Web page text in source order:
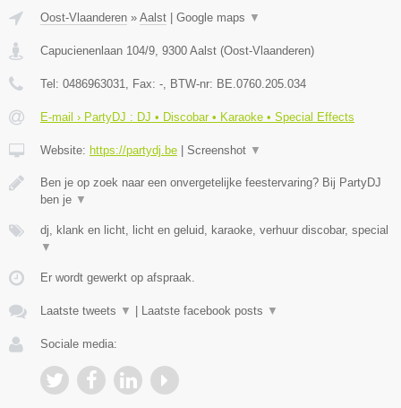
Oost-Vlaanderen » Aalst | Google maps ▼
Capucienenlaan 104/9 9300 Aalst (Oost-Vlaanderen)
Tel: 0486963031 , Fax: - , BTW-nr: BE.0760.205.034
E-mail › PartyDJ : DJ • Discobar • Karaoke • Special Effects
Website: https://partydj.be | Screenshot ▼
Ben je op zoek naar een onvergetelijke feestervaring? Bij PartyDJ
ben je ▼
dj, klank en licht, licht en geluid, karaoke, verhuur discobar, special
▼
Er wordt gewerkt op afspraak.
Laatste tweets ▼ | Laatste facebook posts ▼
Sociale media: